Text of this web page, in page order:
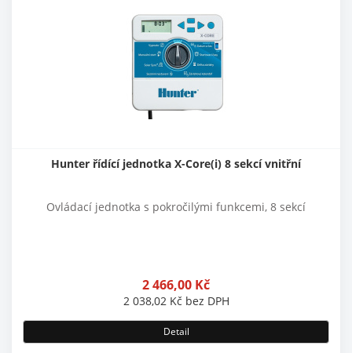
Hunter řídící jednotka X-Core(i) 8 sekcí vnitřní
Ovládací jednotka s pokročilými funkcemi, 8 sekcí
2 466,00 Kč
2 038,02 Kč bez DPH
Detail